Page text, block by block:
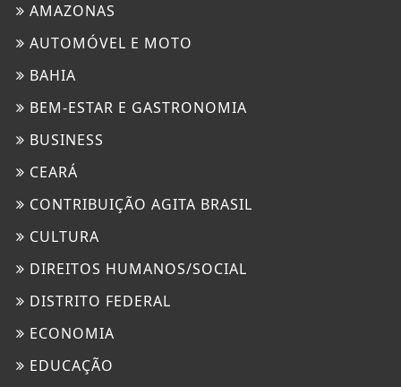
AMAZONAS
AUTOMÓVEL E MOTO
BAHIA
BEM-ESTAR E GASTRONOMIA
BUSINESS
CEARÁ
CONTRIBUIÇÃO AGITA BRASIL
CULTURA
DIREITOS HUMANOS/SOCIAL
DISTRITO FEDERAL
ECONOMIA
EDUCAÇÃO